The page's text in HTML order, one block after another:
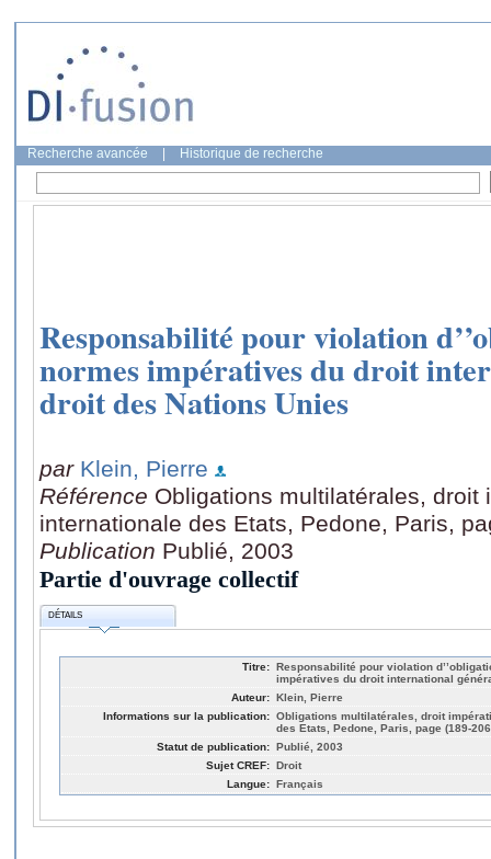
Recherche avancée Historique de recherche
Responsabilité pour violation
normes impératives du droit
droit des Nations Unies
par Klein, Pierre
Référence Obligations multilatérales, droit
internationale des Etats, Pedone, Paris,
Publication Publié, 2003
Partie d'ouvrage collectif
DÉTAILS
Titre: Responsabilité pour violation
impératives du droit international
Auteur: Klein, Pierre
Informations sur la publication: Obligations multilatérales, droit
des Etats, Pedone, Paris, page (189-
Statut de publication: Publié, 2003
Sujet CREF: Droit
Langue: Français